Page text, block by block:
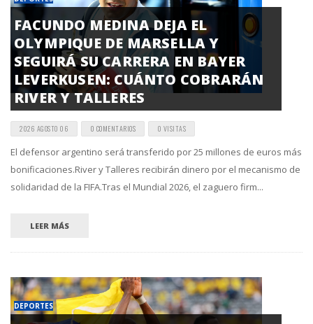
FACUNDO MEDINA DEJA EL
OLYMPIQUE DE MARSELLA Y
SEGUIRÁ SU CARRERA EN BAYER
LEVERKUSEN: CUÁNTO COBRARÁN
RIVER Y TALLERES
2026 AGOSTO 06 0 COMENTARIOS 0 VISITAS
El defensor argentino será transferido por 25 millones de euros más
bonificaciones.River y Talleres recibirán dinero por el mecanismo de
solidaridad de la FIFA.Tras el Mundial 2026, el zaguero firm...
LEER MÁS
DEPORTES